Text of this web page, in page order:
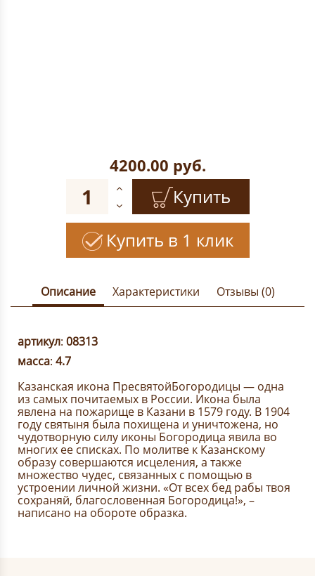
4200.00 руб.
Купить
Купить в 1 клик
Описание Характеристики Отзывы (0)
артикул: 08313
масса: 4.7
Казанская икона ПресвятойБогородицы — одна
из самых почитаемых в России. Икона была
явлена на пожарище в Казани в 1579 году. В 1904
году святыня была похищена и уничтожена, но
чудотворную силу иконы Богородица явила во
многих ее списках. По молитве к Казанскому
образу совершаются исцеления, а также
множество чудес, связанных с помощью в
устроении личной жизни. «От всех бед рабы твоя
сохраняй, благословенная Богородица!», –
написано на обороте образка.